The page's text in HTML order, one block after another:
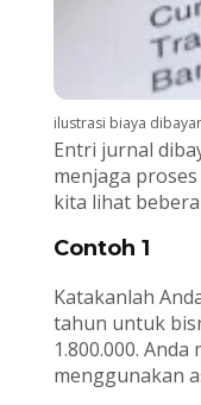
ilustrasi biaya
Entri jurnal
menjaga
kita lihat
Contoh 1
Katakanlah
tahun untuk
1.800.000.
menggunakan